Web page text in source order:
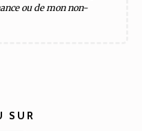
ou de mon non-
SUR